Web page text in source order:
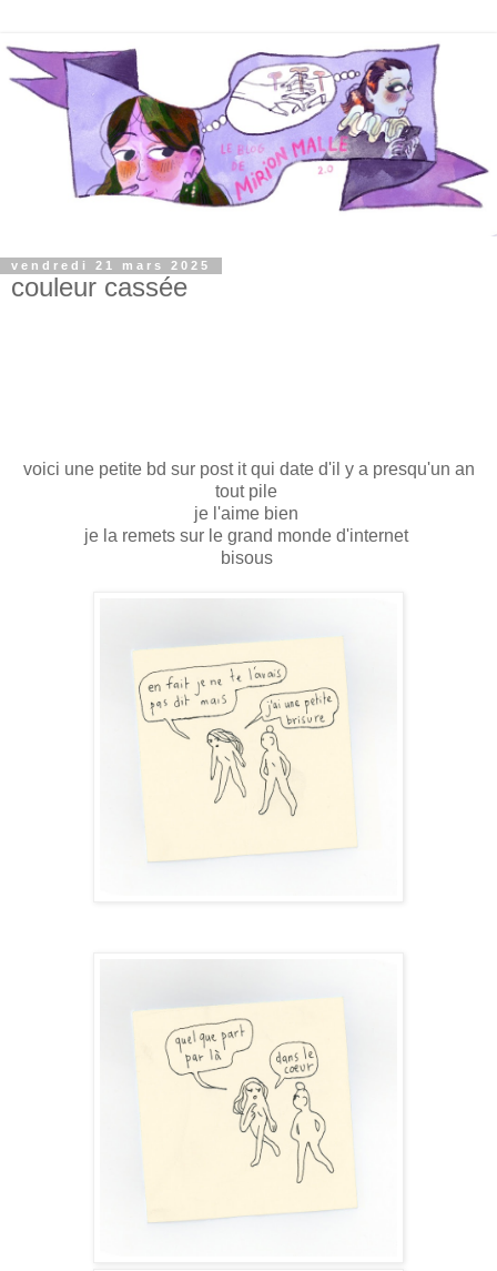
vendredi 21 mars 2025
couleur cassée
voici une petite bd sur post it qui date d'il y a presqu'un an
tout pile
je l'aime bien
je la remets sur le grand monde d'internet
bisous